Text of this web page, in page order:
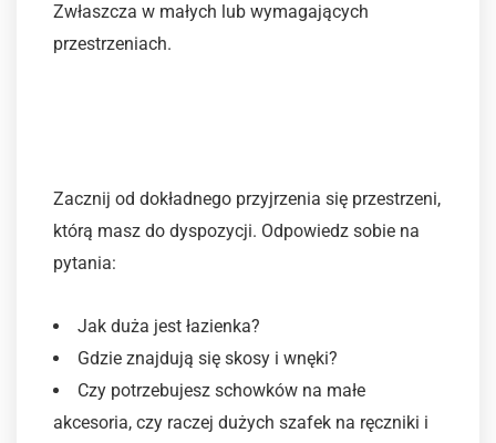
Zwłaszcza w małych lub wymagających
przestrzeniach.
Zacznij od dokładnego przyjrzenia się przestrzeni,
którą masz do dyspozycji. Odpowiedz sobie na
pytania:
Jak duża jest łazienka?
Gdzie znajdują się skosy i wnęki?
Czy potrzebujesz schowków na małe
akcesoria, czy raczej dużych szafek na ręczniki i